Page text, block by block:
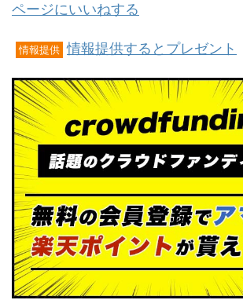
ページにいいねする
情報提供 情報提供するとプレゼント